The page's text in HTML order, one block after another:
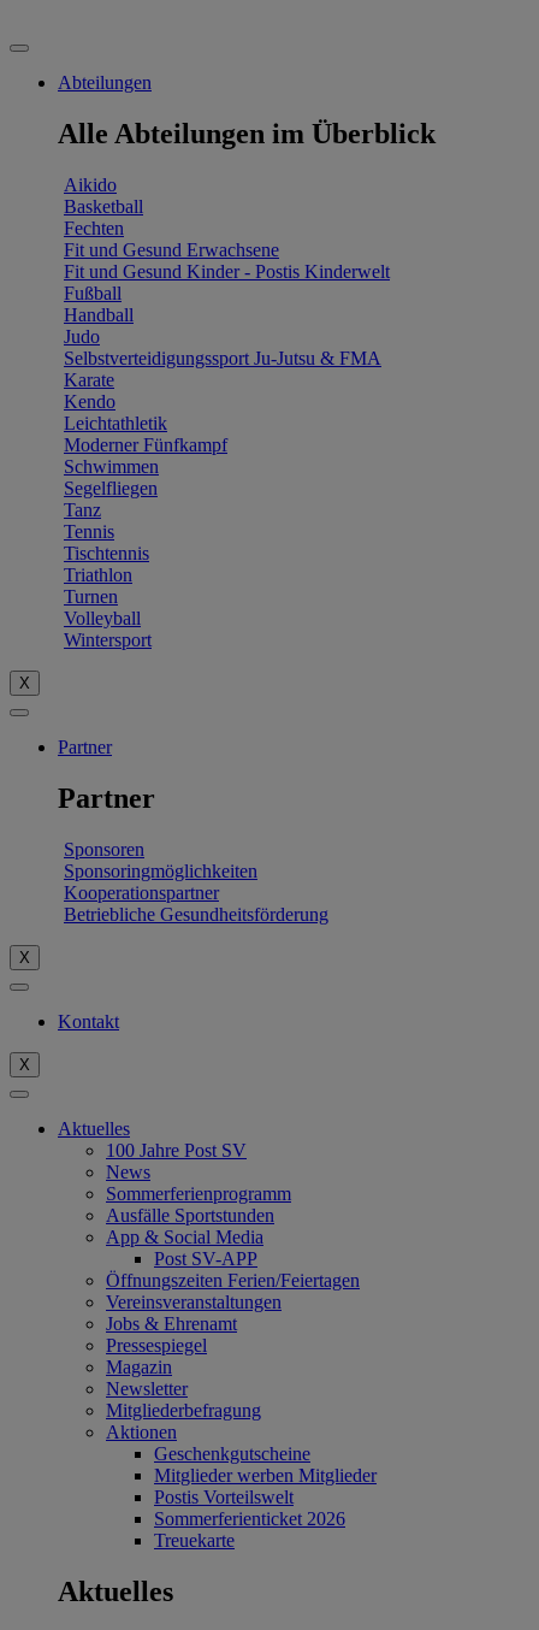
Abteilungen
Alle Abteilungen im Überblick
Aikido
Basketball
Fechten
Fit und Gesund Erwachsene
Fit und Gesund Kinder - Postis Kinderwelt
Fußball
Handball
Judo
Selbstverteidigungssport Ju-Jutsu & FMA
Karate
Kendo
Leichtathletik
Moderner Fünfkampf
Schwimmen
Segelfliegen
Tanz
Tennis
Tischtennis
Triathlon
Turnen
Volleyball
Wintersport
X
Partner
Partner
Sponsoren
Sponsoringmöglichkeiten
Kooperationspartner
Betriebliche Gesundheitsförderung
X
Kontakt
X
Aktuelles
100 Jahre Post SV
News
Sommerferienprogramm
Ausfälle Sportstunden
App & Social Media
Post SV-APP
Öffnungszeiten Ferien/Feiertagen
Vereinsveranstaltungen
Jobs & Ehrenamt
Pressespiegel
Magazin
Newsletter
Mitgliederbefragung
Aktionen
Geschenkgutscheine
Mitglieder werben Mitglieder
Postis Vorteilswelt
Sommerferienticket 2026
Treuekarte
Aktuelles